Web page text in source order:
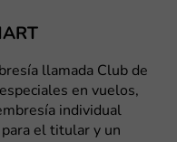
llamada Club de
en vuelos,
individual
el titular y un